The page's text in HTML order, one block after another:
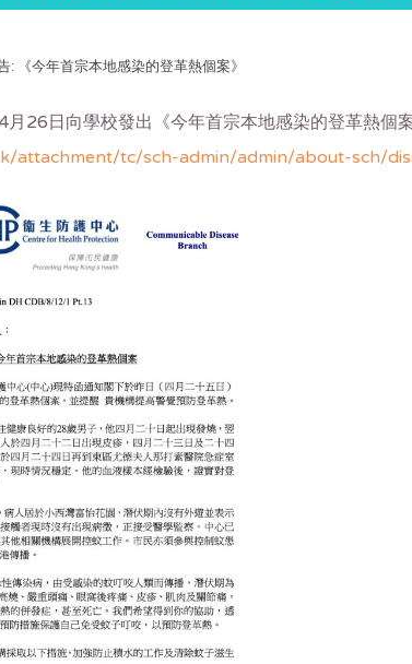
: 《今年首宗本地感染的登革熱個案》
26日向學校發出《今年首宗本地感染的登革熱個
attachment/tc/sch-admin/admin/about-sch/